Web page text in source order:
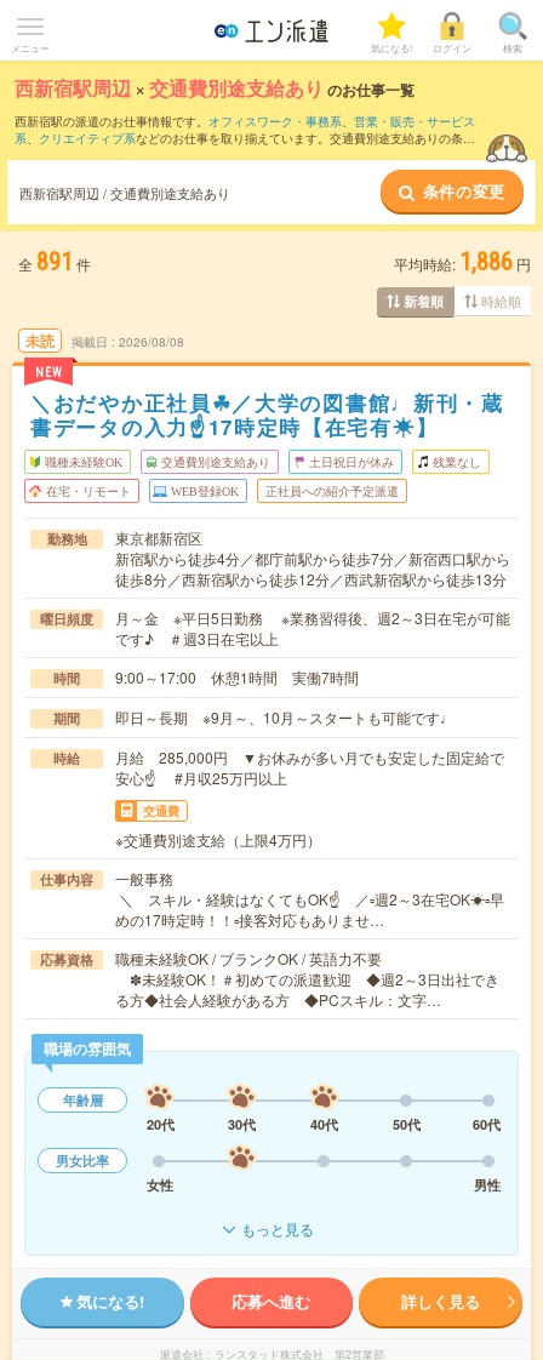
メニュー 気になる! ログイン 検索
西新宿駅周辺 ×交通費別途支給あり のお仕事一覧
西新宿駅の派遣のお仕事情報です。 オフィスワーク・事務系、 営業・販売・サービス
系、 クリエイティブ系などのお仕事を取り揃えています。交通費別途支給ありの条件
西新宿駅周辺 / 交通費別途支給あり 条件の変更
全 891 件 平均時給: 1,886 円
新着順 時給順
未読
NEW
掲載日 2026/08/08
＼おだやか正社員☘／大学の図書館♩新刊・蔵
書データの入力☝17時定時【在宅有☀】
職種未経験OK 交通費別途支給あり 土日祝日が休み 残業なし
在宅・リモート WEB登録OK 正社員への紹介予定派遣
勤務地
東京都新宿区
新宿駅から徒歩4分／都庁前駅から徒歩7分／新宿西口駅から
徒歩8分／西新宿駅から徒歩12分／西武新宿駅から徒歩13分
曜日頻度
月～金 ※平日5日勤務 ※業務習得後、週2～3日在宅が可能
です♪ ＃週3日在宅以上
時間 9:00～17:00 休憩1時間 実働7時間
期間 即日～長期 ※9月～、10月～スタートも可能です♩
時給
月給 285,000円 ▼お休みが多い月でも安定した固定給で
安心☝ #月収25万円以上
交通費
※交通費別途支給（上限4万円）
仕事内容
一般事務
＼ スキル・経験はなくてもOK☝ ／▫週2～3在宅OK☀▫早
めの17時定時！！▫接客対応もありませ…
応募資格
職種未経験OK / ブランクOK / 英語力不要
✽未経験OK！＃初めての派遣歓迎 ◆週2～3日出社でき
る方◆社会人経験がある方 ◆PCスキル：文字…
職場の雰囲気
年齢層
20代
30代 40代 50代
60代
男女比率
女性
男性
もっと見る
気になる! 応募へ進む 詳しく見る
派遣会社 ランスタッド株式会社 第2営業部